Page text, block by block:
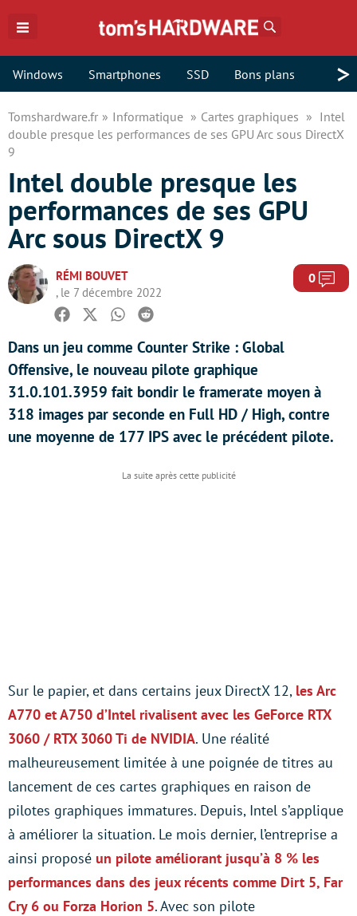
Windows Smartphones SSD Bons plans >
Tomshardware.fr Informatique Cartes graphiques
Intel
double presque les performances de ses GPU Arc sous DirectX
9
Intel double presque les
performances de ses GPU
Arc sous DirectX 9
RÉMI BOUVET
, le 7 décembre 2022
0
Facebook
TwitterWhatsapp
Reddit
Dans un jeu comme Counter Strike : Global
Offensive, le nouveau pilote graphique
31.0.101.3959 fait bondir le framerate moyen à
318 images par seconde en Full HD / High, contre
une moyenne de 177 IPS avec le précédent pilote.
Sur le papier, et dans certains jeux DirectX 12, les Arc
A770 et A750 d’Intel rivalisent avec les GeForce RTX
3060 / RTX 3060 Ti de NVIDIA. Une réalité
malheureusement limitée à une poignée de titres au
lancement de ces cartes graphiques en raison de
pilotes graphiques immatures. Depuis, Intel s’applique
à améliorer la situation. Le mois dernier, l’entreprise a
ainsi proposé un pilote améliorant jusqu’à 8 % les
performances dans des jeux récents comme Dirt 5, Far
Cry 6 ou Forza Horion 5. Avec son pilote